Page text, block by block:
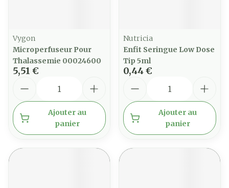
Vygon
Microperfuseur Pour
Thalassemie 00024600
5,51 €
Ajouter au
panier
Nutricia
Enfit Seringue Low Dose
Tip 5ml
0,44 €
Ajouter au
panier